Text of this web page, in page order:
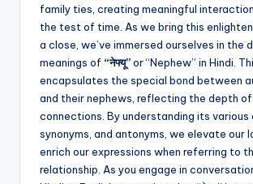
family ties, creating meaningful
the test of time. As we bring this
a close, we’ve immersed ourselves in the
meanings of “नेफ्यू”or “Nephew” in Hindi.
encapsulates the special bond between
and their nephews, reflecting the depth
connections. By understanding its various
synonyms, and antonyms, we elevate our
enrich our expressions when referring to
relationship. As you engage in